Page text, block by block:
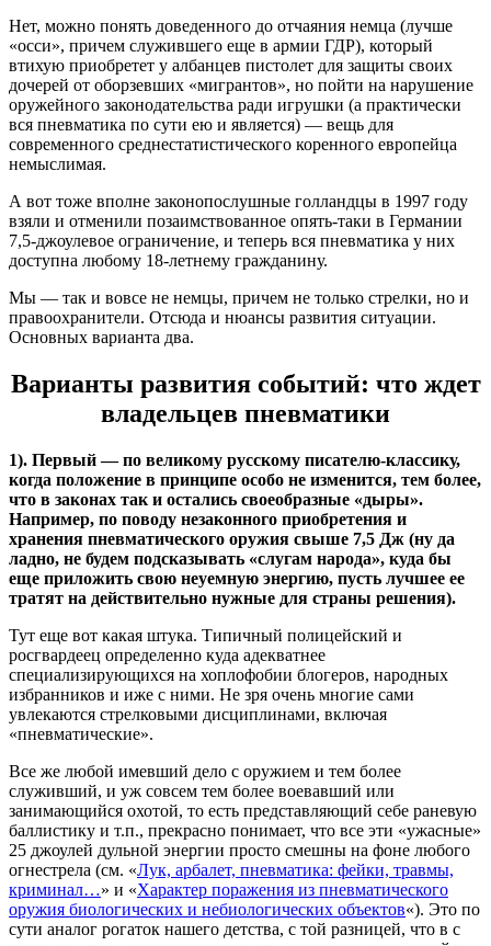
Нет, можно понять доведенного до отчаяния немца (лучше
«осси», причем служившего еще в армии ГДР), который
втихую приобретет у албанцев пистолет для защиты своих
дочерей от оборзевших «мигрантов», но пойти на нарушение
оружейного законодательства ради игрушки (а практически
вся пневматика по сути ею и является) — вещь для
современного среднестатистического коренного европейца
немыслимая.
А вот тоже вполне законопослушные голландцы в 1997 году
взяли и отменили позаимствованное опять-таки в Германии
7,5-джоулевое ограничение, и теперь вся пневматика у них
доступна любому 18-летнему гражданину.
Мы — так и вовсе не немцы, причем не только стрелки, но и
правоохранители. Отсюда и нюансы развития ситуации.
Основных варианта два.
Варианты развития событий: что ждет
владельцев пневматики
1). Первый — по великому русскому писателю-классику,
когда положение в принципе особо не изменится, тем более,
что в законах так и остались своеобразные «дыры».
Например, по поводу незаконного приобретения и
хранения пневматического оружия свыше 7,5 Дж (ну да
ладно, не будем подсказывать «слугам народа», куда бы
еще приложить свою неуемную энергию, пусть лучшее ее
тратят на действительно нужные для страны решения).
Тут еще вот какая штука. Типичный полицейский и
росгвардеец определенно куда адекватнее
специализирующихся на хоплофобии блогеров, народных
избранников и иже с ними. Не зря очень многие сами
увлекаются стрелковыми дисциплинами, включая
«пневматические».
Все же любой имевший дело с оружием и тем более
служивший, и уж совсем тем более воевавший или
занимающийся охотой, то есть представляющий себе раневую
баллистику и т.п., прекрасно понимает, что все эти «ужасные»
25 джоулей дульной энергии просто смешны на фоне любого
огнестрела (см. «Лук, арбалет, пневматика: фейки, травмы,
криминал…» и «Характер поражения из пневматического
оружия биологических и небиологических объектов«). Это по
сути аналог рогаток нашего детства, с той разницей, что в с